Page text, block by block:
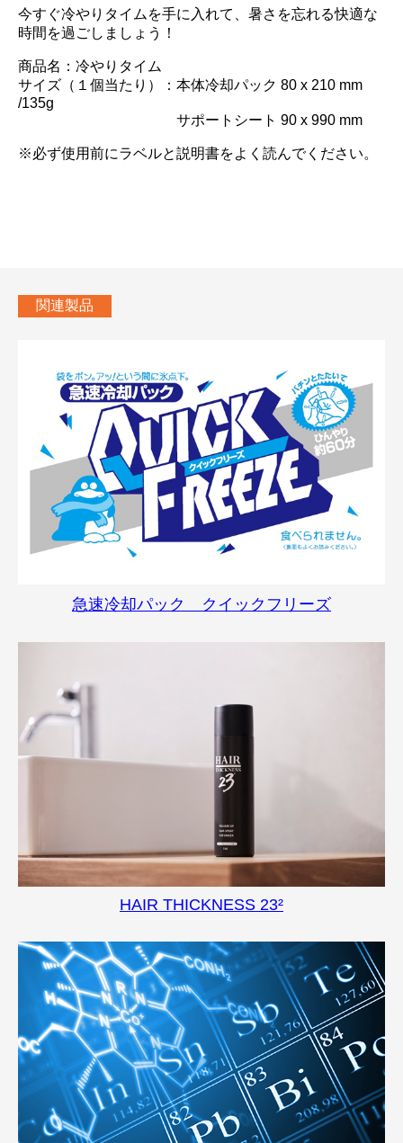
今すぐ冷やりタイムを手に入れて、暑さを忘れる快適な
時間を過ごしましょう！
商品名：冷やりタイム
サイズ（１個当たり）：本体冷却パック 80 x 210 mm
/135g
サポートシート 90 x 990 mm
※必ず使用前にラベルと説明書をよく読んでください。
関連製品
急速冷却パック クイックフリーズ
HAIR THICKNESS 23²